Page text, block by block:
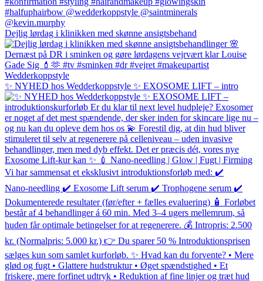
Dejlig lørdag i klinikken med skønne ansigtsbehand
✨ NYHED hos Wedderkoppstyle ✨ EXOSOME LIFT – intro